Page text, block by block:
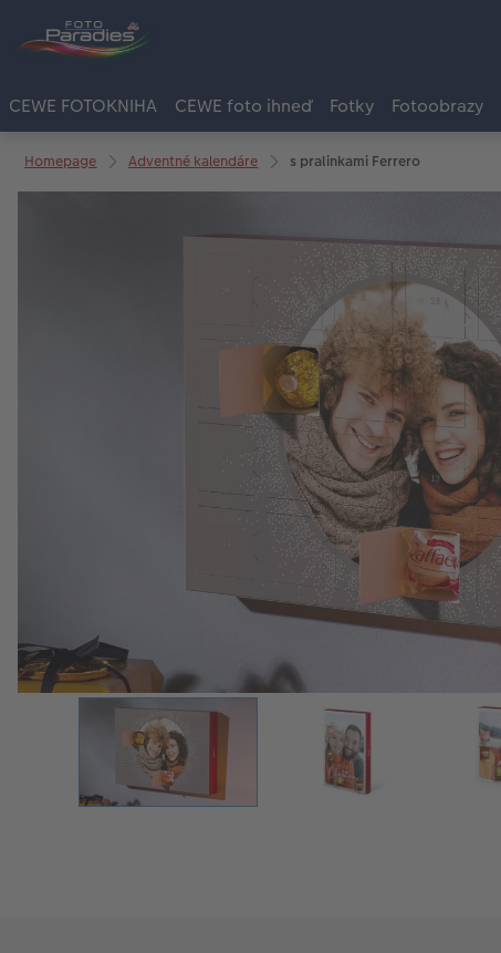
CEWE FOTOKNIHA CEWE foto ihneď Fotky Fotoobrazy
Homepage Adventné kalendáre s pralinkami Ferrero